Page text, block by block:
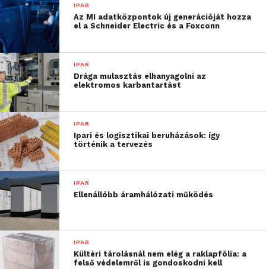
szolgáltató partner vezette be sikeresen a Formlabs
technológiáit az ADMASYS HU szakmai
támogatásával. Most ugyanez a szakértelem és
támogatás áll rendelkezésre a Formlabs új
zászlóshajója, aFuse X1
IPAR
Az MI adatközpontok új generációját hozza
el a Schneider Electric és a Foxconn
IPAR
Drága mulasztás elhanyagolni az
elektromos karbantartást
IPAR
Ipari és logisztikai beruházások: így
történik a tervezés
IPAR
Ellenállóbb áramhálózati működés
IPAR
Kültéri tárolásnál nem elég a raklapfólia: a
felső védelemről is gondoskodni kell